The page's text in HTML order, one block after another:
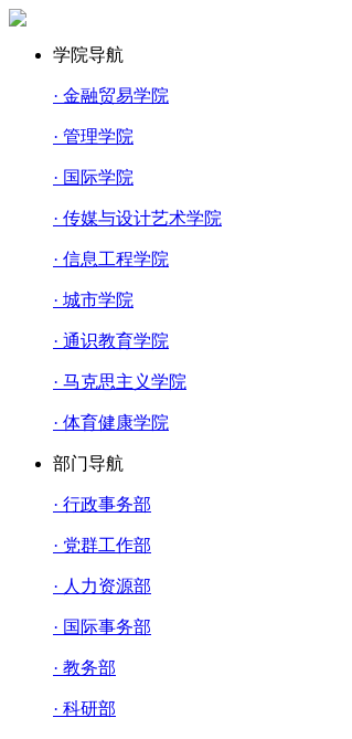
学院导航
· 金融贸易学院
· 管理学院
· 国际学院
· 传媒与设计艺术学院
· 信息工程学院
· 城市学院
· 通识教育学院
· 马克思主义学院
· 体育健康学院
部门导航
· 行政事务部
· 党群工作部
· 人力资源部
· 国际事务部
· 教务部
· 科研部